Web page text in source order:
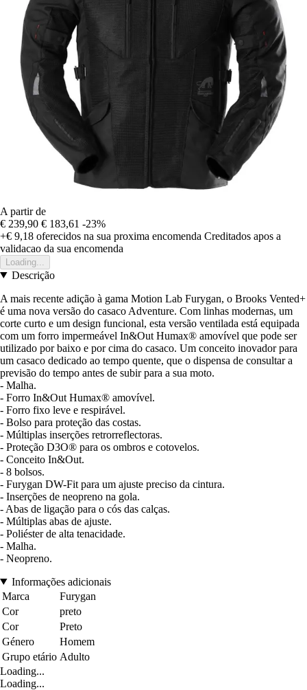
A partir de
€ 239,90 € 183,61 -23%
+€ 9,18 oferecidos na sua proxima encomenda Creditados apos a
validacao da sua encomenda
Loading...
Descrição
A mais recente adição à gama Motion Lab Furygan, o Brooks Vented+
é uma nova versão do casaco Adventure. Com linhas modernas, um
corte curto e um design funcional, esta versão ventilada está equipada
com um forro impermeável In&Out Humax® amovível que pode ser
utilizado por baixo e por cima do casaco. Um conceito inovador para
um casaco dedicado ao tempo quente, que o dispensa de consultar a
previsão do tempo antes de subir para a sua moto.
- Malha.
- Forro In&Out Humax® amovível.
- Forro fixo leve e respirável.
- Bolso para proteção das costas.
- Múltiplas inserções retrorreflectoras.
- Proteção D3O® para os ombros e cotovelos.
- Conceito In&Out.
- 8 bolsos.
- Furygan DW-Fit para um ajuste preciso da cintura.
- Inserções de neopreno na gola.
- Abas de ligação para o cós das calças.
- Múltiplas abas de ajuste.
- Poliéster de alta tenacidade.
- Malha.
- Neopreno.
Informações adicionais
Marca
Furygan
Cor
preto
Cor
Preto
Género
Homem
Grupo etário Adulto
Loading...
Loading...